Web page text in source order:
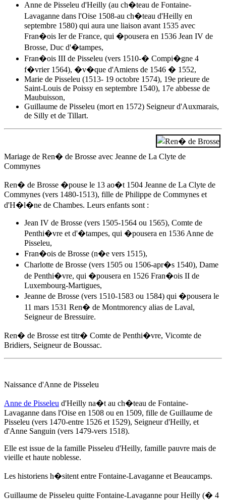
Anne de Pisseleu d'Heilly (au ch�teau de Fontaine-
Lavaganne dans l'Oise 1508-au ch�teau d'Heilly en
septembre 1580) qui aura une liaison avant 1535 avec
Fran�ois Ier de France, qui �pousera en 1536 Jean IV de
Brosse, Duc d'�tampes,
Fran�ois III de Pisseleu (vers 1510-� Compi�gne 4
f�vrier 1564), �v�que d'Amiens de 1546 � 1552,
Marie de Pisseleu (1513- 19 octobre 1574), 19e prieure de
Saint-Louis de Poissy en septembre 1540), 17e abbesse de
Maubuisson,
Guillaume de Pisseleu (mort en 1572) Seigneur d'Auxmarais,
de Silly et de Tillart.
Mariage de Ren� de Brosse avec Jeanne de La Clyte de
Commynes
Ren� de Brosse �pouse le 13 ao�t 1504 Jeanne de La Clyte de
Commynes (vers 1480-1513), fille de Philippe de Commynes et
d'H�l�ne de Chambes. Leurs enfants sont :
Jean IV de Brosse (vers 1505-1564 ou 1565), Comte de
Penthi�vre et d'�tampes, qui �pousera en 1536 Anne de
Pisseleu,
Fran�ois de Brosse (n�e vers 1515),
Charlotte de Brosse (vers 1505 ou 1506-apr�s 1540), Dame
de Penthi�vre, qui �pousera en 1526 Fran�ois II de
Luxembourg-Martigues,
Jeanne de Brosse (vers 1510-1583 ou 1584) qui �pousera le
11 mars 1531 Ren� de Montmorency alias de Laval,
Seigneur de Bressuire.
Ren� de Brosse est titr� Comte de Penthi�vre, Vicomte de
Bridiers, Seigneur de Boussac.
Naissance d'Anne de Pisseleu
Anne de Pisseleu d'Heilly na�t au ch�teau de Fontaine-
Lavaganne dans l'Oise en 1508 ou en 1509, fille de Guillaume de
Pisseleu (vers 1470-entre 1526 et 1529), Seigneur d'Heilly, et
d'Anne Sanguin (vers 1479-vers 1518).
Elle est issue de la famille Pisseleu d'Heilly, famille pauvre mais de
vieille et haute noblesse.
Les historiens h�sitent entre Fontaine-Lavaganne et Beaucamps.
Guillaume de Pisseleu quitte Fontaine-Lavaganne pour Heilly (� 4